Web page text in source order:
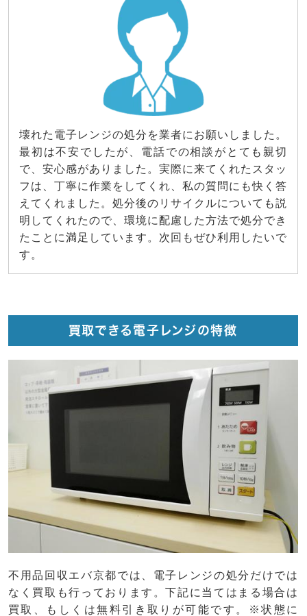
壊れた電子レンジの処分を業者にお願いしました。
最初は不安でしたが、電話での相談がとても親切
で、安心感がありました。実際に来てくれたスタッ
フは、丁寧に作業をしてくれ、私の質問にも快く答
えてくれました。処分後のリサイクルについても説
明してくれたので、環境に配慮した方法で処分でき
たことに満足しています。次回もぜひ利用したいで
す。
買取できる電子レンジの特徴
不用品回収エバ京都では、電子レンジの処分だけでは
なく買取も行っております。下記に当てはまる場合は
買取、もしくは無料引き取りが可能です。※状態に